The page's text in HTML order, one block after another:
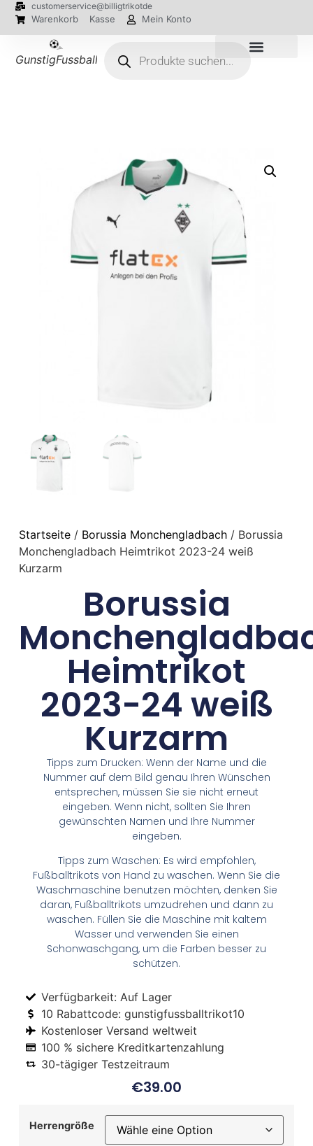
customerservice@billigtrikotde
Warenkorb Kasse Mein Konto
GunstigFussballTrikot
Startseite/ Borussia Monchengladbach/ Borussia
Monchengladbach Heimtrikot 2023-24 weiß
Kurzarm
Borussia
Heimtrikot
2023-24 weiß
Kurzarm
Tipps zum Drucken: Wenn der Name und die
Nummer auf dem Bild genau Ihren Wünschen
entsprechen, müssen Sie sie nicht erneut
eingeben. Wenn nicht, sollten Sie Ihren
gewünschten Namen und Ihre Nummer
eingeben.
Tipps zum Waschen: Es wird empfohlen,
Fußballtrikots von Hand zu waschen. Wenn Sie die
Waschmaschine benutzen möchten, denken Sie
daran, Fußballtrikots umzudrehen und dann zu
waschen. Füllen Sie die Maschine mit kaltem
Wasser und verwenden Sie einen
Schonwaschgang, um die Farben besser zu
schützen.
Verfügbarkeit: Auf Lager
10 Rabattcode: gunstigfussballtrikot10
Kostenloser Versand weltweit
100 % sichere Kreditkartenzahlung
30-tägiger Testzeitraum
€39.00
Herrengröße